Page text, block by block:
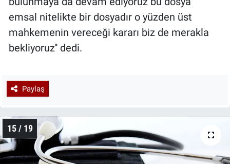
emsal nitelikte bir dosyadır o yüzden üst
mahkemenin vereceği kararı biz de merakla
bekliyoruz'' dedi.
Paylaş
15 / 19